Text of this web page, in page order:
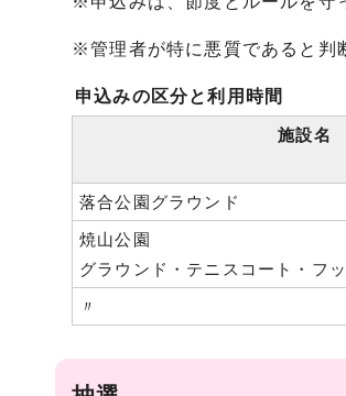
※管理者が特に悪質であると判
申込みの区分と利用時間
施設名
落合公園グラウンド
焼山公園
グラウンド・テニスコート・フ
〃